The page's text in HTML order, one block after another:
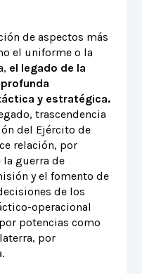
de aspectos más
el uniforme o la
el legado de la
y estratégica.
trascendencia
del Ejército de
relación, por
guerra de
y el fomento de
de los
operacional
potencias como
por